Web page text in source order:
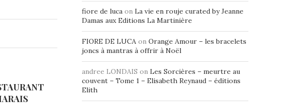
fiore de luca on La vie en rouje curated by Jeanne
Damas aux Editions La Martinière
FIORE DE LUCA on Orange Amour – les bracelets
joncs à mantras à offrir à Noël
andree LONDAIS on Les Sorcières – meurtre au
couvent – Tome 1 – Elisabeth Reynaud – éditions
Elith